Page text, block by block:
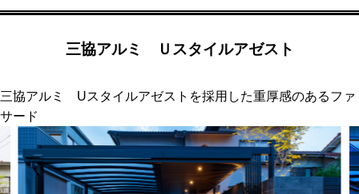
三協アルミ Ｕスタイルアゼスト
三協アルミ Uスタイルアゼストを採用した重厚感のあるファ
サード